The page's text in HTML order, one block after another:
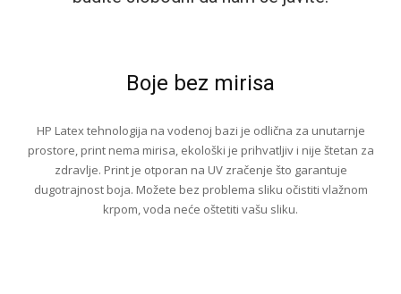
Boje bez mirisa
HP Latex tehnologija na vodenoj bazi je odlična za unutarnje
prostore, print nema mirisa, ekološki je prihvatljiv i nije štetan za
zdravlje. Print je otporan na UV zračenje što garantuje
dugotrajnost boja. Možete bez problema sliku očistiti vlažnom
krpom, voda neće oštetiti vašu sliku.